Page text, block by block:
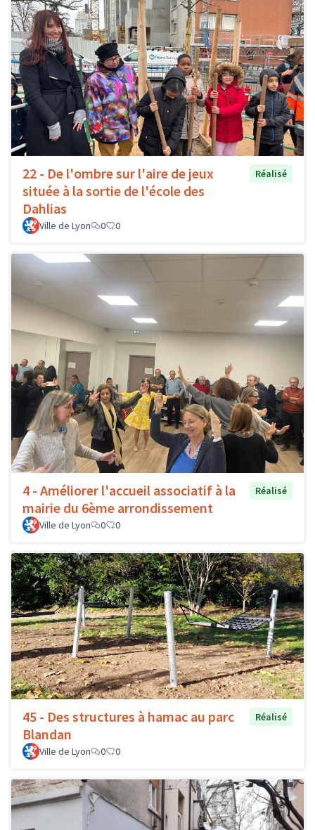
22 - De l'ombre sur l'aire de jeux
située à la sortie de l'école des
Dahlias
Réalisé
Ville de Lyon 0 0
4 - Améliorer l'accueil associatif à la
mairie du 6ème arrondissement
Réalisé
Ville de Lyon 0 0
45 - Des structures à hamac au parc
Blandan
Réalisé
Ville de Lyon 0 0